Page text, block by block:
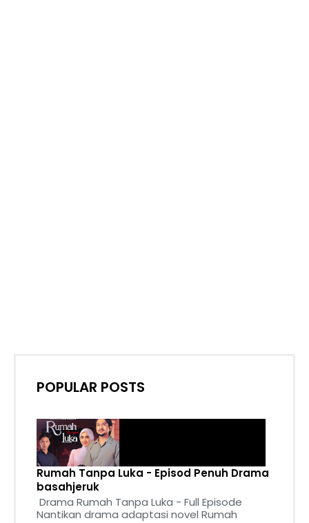
POPULAR POSTS
Rumah Tanpa Luka - Episod Penuh Drama
basahjeruk
Drama Rumah Tanpa Luka - Full Episode
Nantikan drama adaptasi novel Rumah